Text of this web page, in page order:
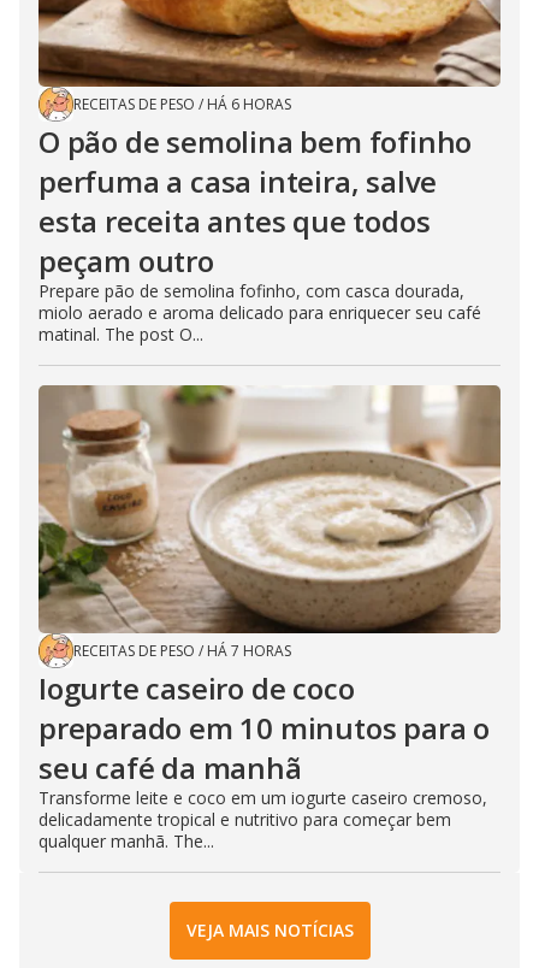
RECEITAS DE PESO / HÁ 6 HORAS
O pão de semolina bem fofinho
perfuma a casa inteira, salve
esta receita antes que todos
peçam outro
Prepare pão de semolina fofinho, com casca dourada,
miolo aerado e aroma delicado para enriquecer seu café
matinal. The post O...
RECEITAS DE PESO / HÁ 7 HORAS
Iogurte caseiro de coco
preparado em 10 minutos para o
seu café da manhã
Transforme leite e coco em um iogurte caseiro cremoso,
delicadamente tropical e nutritivo para começar bem
qualquer manhã. The...
VEJA MAIS NOTÍCIAS